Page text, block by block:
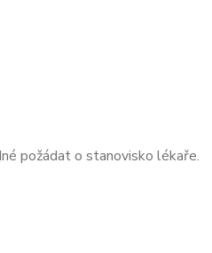
požádat o stanovisko lékaře.